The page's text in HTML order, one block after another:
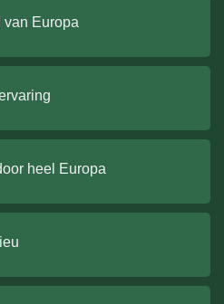
van Europa
heel Europa